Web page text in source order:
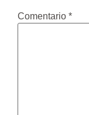
Comentario *